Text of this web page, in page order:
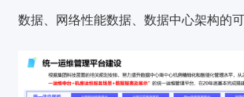
数据、网络性能数据、数据中心架构的可